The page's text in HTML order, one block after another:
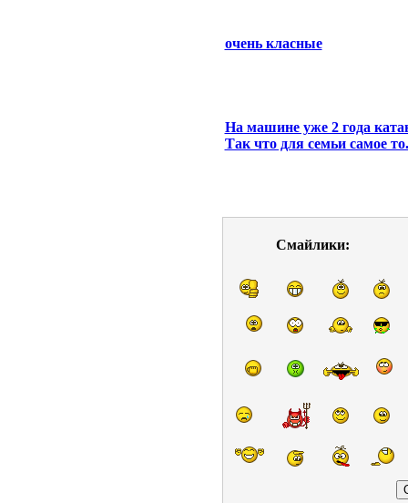
очень класные
На машине уже 2 года
Так что для семьи самое
Смайлики: